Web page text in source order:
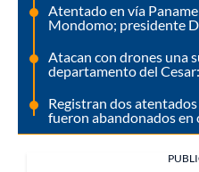
Atentado en vía
Mondomo; presidente
Atacan con drones una
departamento del
Registran dos
fueron abandonados en